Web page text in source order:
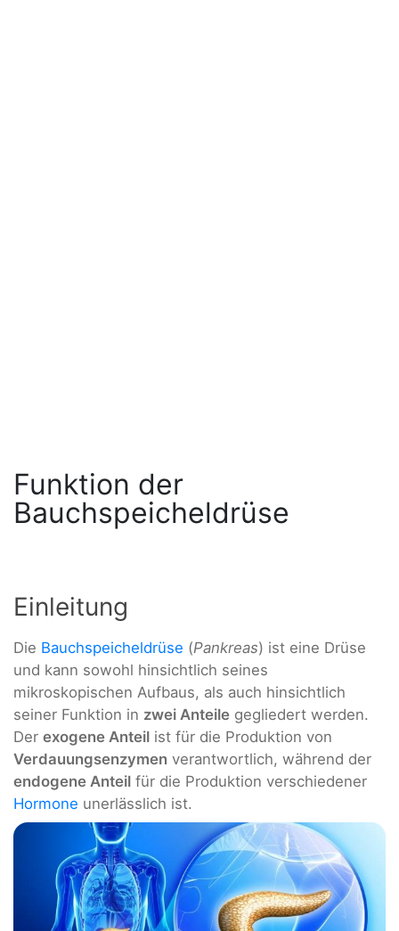
Funktion der
Bauchspeicheldrüse
Einleitung
Die Bauchspeicheldrüse (Pankreas) ist eine Drüse
und kann sowohl hinsichtlich seines
mikroskopischen Aufbaus, als auch hinsichtlich
seiner Funktion in zwei Anteile gegliedert werden.
Der exogene Anteil ist für die Produktion von
Verdauungsenzymen verantwortlich, während der
endogene Anteil für die Produktion verschiedener
Hormone unerlässlich ist.